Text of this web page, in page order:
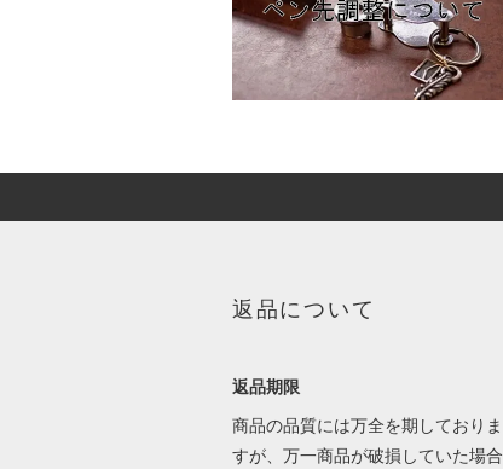
返品について
返品期限
商品の品質には万全を期しておりま
すが、万一商品が破損していた場合